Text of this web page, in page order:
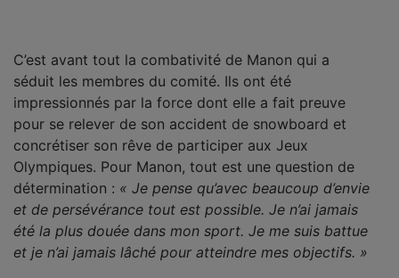
C’est avant tout la combativité de Manon qui a
séduit les membres du comité. Ils ont été
impressionnés par la force dont elle a fait preuve
pour se relever de son accident de snowboard et
concrétiser son rêve de participer aux Jeux
Olympiques. Pour Manon, tout est une question de
détermination : « Je pense qu’avec beaucoup d’envie
et de persévérance tout est possible. Je n’ai jamais
été la plus douée dans mon sport. Je me suis battue
et je n’ai jamais lâché pour atteindre mes objectifs. »